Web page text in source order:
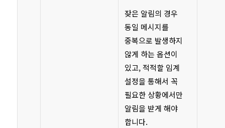
잦은 알림의 경우
동일 메시지를
중복으로 발생하지
않게 하는 옵션이
있고, 적적할 임계
설정을 통해서 꼭
필요한 상황에서만
알림을 받게 해야
합니다.